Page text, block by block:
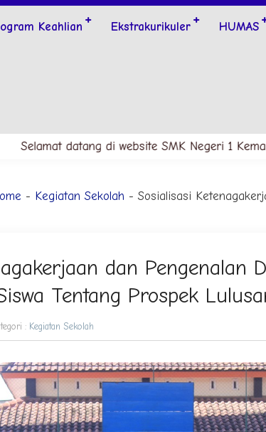
Keahlian Ekstrakurikuler HUMAS
Selamat datang di website SMK Negeri 1
- Kegiatan Sekolah - Sosialisasi
dan Pengenalan
Tentang Prospek
: Kegiatan Sekolah